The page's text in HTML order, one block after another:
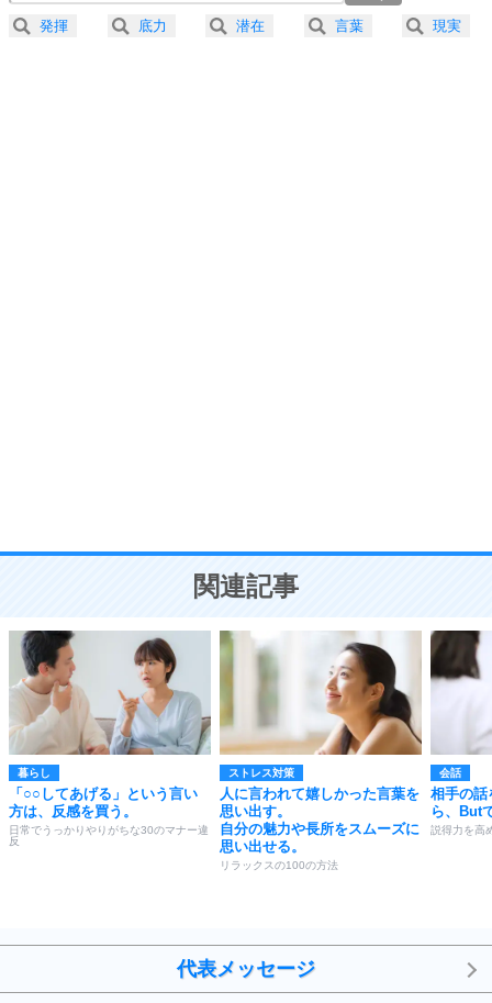
プラス思考
ことが大切。
2.5倍速 （181KB 46秒）
3.0倍速 （151KB 38秒）
発揮 底力 潜在 言葉 現実
関連記事
暮らし
「○○してあげる」という言い
方は、反感を買う。
日常でうっかりやりがちな30のマナー違
反
ストレス対策
人に言われて嬉しかった言葉を
思い出す。
自分の魅力や長所をスムーズに
思い出せる。
リラックスの100の方法
会話
相手の話
ら、But
説得力を高
代表メッセージ